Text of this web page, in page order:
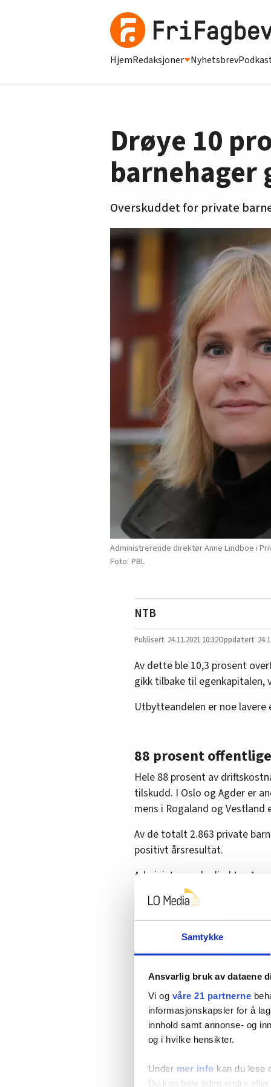
Samtykke
Ansvarlig bruk av dataene
Vi og våre 21 partnerne
informasjonskapsler for å
innhold samt annonse- og
og i hvilke hensikter.
Under mer info kan du lese
Du kan hele tiden endre
HjemRedaksjoner Nyhetsbrev
Drøye 10
Overskuddet for private
Administrerende direktør Anne Lindboe i
PBL
NTB
24.11.2021 10:32
Av dette ble 10,3 prosent
gikk tilbake til
Utbytteandelen er noe
88 prosent
Hele 88 prosent av
tilskudd. I Oslo og Agder er
mens i Rogaland og Vestland
Av de totalt 2.863 private
positivt årsresultat.
Administrerende direktør
(PBL) mener tallene gir et
overskudd disponeres.
Reagerer på
– Mange gikk med
– Det som ikke kommer
gikk med underskudd, på
for sektoren 589,8 millioner
Lindboe.